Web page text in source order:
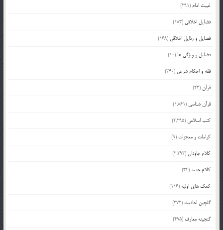
غیبت امام (291)
فضایل اخلاقی (183)
فضایل و رذایل اخلاقی (168)
فضایل و ویژگی ها (10)
فقه و احکام شرعی (340)
قرآن(23)
قرآن شناسی (1,861)
کتب اسلامی (2,295)
کرامات و معجزات (9)
کلام جاودان(2,293)
کلام جدید(34)
کمک های اولیه (116)
گلچین احادیث (372)
گنجینه معارف (495)